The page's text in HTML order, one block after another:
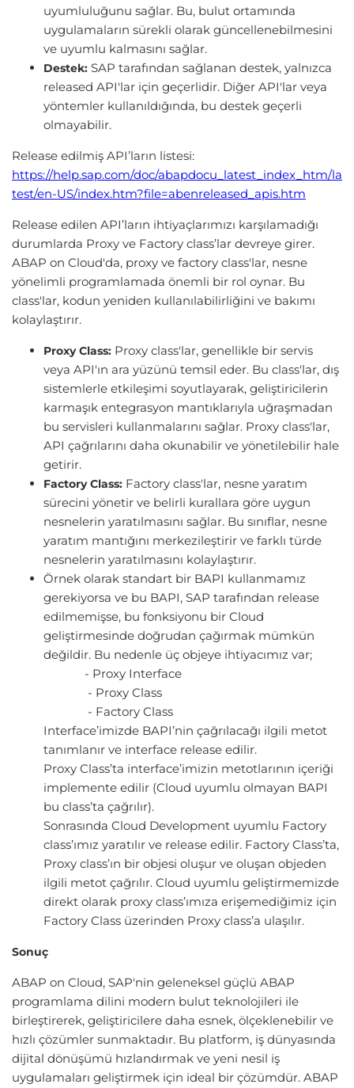
uyumluluğunu sağlar. Bu, bulut ortamında
uygulamaların sürekli olarak güncellenebilmesini
ve uyumlu kalmasını sağlar.
Destek: SAP tarafından sağlanan destek, yalnızca
released API'lar için geçerlidir. Diğer API'lar veya
yöntemler kullanıldığında, bu destek geçerli
olmayabilir.
Release edilmiş API’ların listesi:
https://help.sap.com/doc/abapdocu_latest_index_htm/la
test/en-US/index.htm?file=abenreleased_apis.htm
Release edilen API’ların ihtiyaçlarımızı karşılamadığı
durumlarda Proxy ve Factory class’lar devreye girer.
ABAP on Cloud'da, proxy ve factory class'lar, nesne
yönelimli programlamada önemli bir rol oynar. Bu
class'lar, kodun yeniden kullanılabilirliğini ve bakımı
kolaylaştırır.
Proxy Class: Proxy class'lar, genellikle bir servis
veya API'ın ara yüzünü temsil eder. Bu class'lar, dış
sistemlerle etkileşimi soyutlayarak, geliştiricilerin
karmaşık entegrasyon mantıklarıyla uğraşmadan
bu servisleri kullanmalarını sağlar. Proxy class'lar,
API çağrılarını daha okunabilir ve yönetilebilir hale
getirir.
Factory Class: Factory class'lar, nesne yaratım
sürecini yönetir ve belirli kurallara göre uygun
nesnelerin yaratılmasını sağlar. Bu sınıflar, nesne
yaratım mantığını merkezileştirir ve farklı türde
nesnelerin yaratılmasını kolaylaştırır.
Örnek olarak standart bir BAPI kullanmamız
gerekiyorsa ve bu BAPI, SAP tarafından release
edilmemişse, bu fonksiyonu bir Cloud
geliştirmesinde doğrudan çağırmak mümkün
değildir. Bu nedenle üç objeye ihtiyacımız var;
- Proxy Interface
- Proxy Class
- Factory Class
Interface’imizde BAPI’nin çağrılacağı ilgili metot
tanımlanır ve interface release edilir.
Proxy Class’ta interface’imizin metotlarının içeriği
implemente edilir (Cloud uyumlu olmayan BAPI
bu class’ta çağrılır).
Sonrasında Cloud Development uyumlu Factory
class’ımız yaratılır ve release edilir. Factory Class’ta,
Proxy class’ın bir objesi oluşur ve oluşan objeden
ilgili metot çağrılır. Cloud uyumlu geliştirmemizde
direkt olarak proxy class’ımıza erişemediğimiz için
Factory Class üzerinden Proxy class’a ulaşılır.
Sonuç
ABAP on Cloud, SAP'nin geleneksel güçlü ABAP
programlama dilini modern bulut teknolojileri ile
birleştirerek, geliştiricilere daha esnek, ölçeklenebilir ve
hızlı çözümler sunmaktadır. Bu platform, iş dünyasında
dijital dönüşümü hızlandırmak ve yeni nesil iş
uygulamaları geliştirmek için ideal bir çözümdür. ABAP